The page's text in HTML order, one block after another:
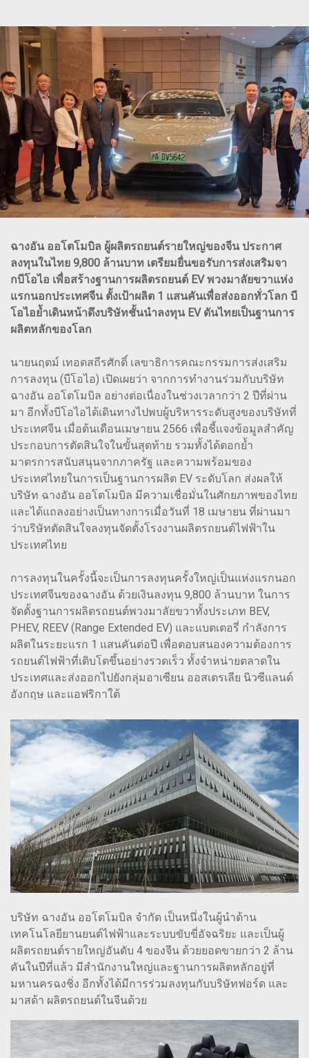
ฉางอัน ออโตโมบิล ผู้ผลิตรถยนต์รายใหญ่ของจีน ประกาศ
ลงทุนในไทย 9,800 ล้านบาท เตรียมยื่นขอรับการส่งเสริมจา
กบีโอไอ เพื่อสร้างฐานการผลิตรถยนต์ EV พวงมาลัยขวาแห่ง
แรกนอกประเทศจีน ตั้งเป้าผลิต 1 แสนคันเพื่อส่งออกทั่วโลก บี
โอไอย้ำเดินหน้าดึงบริษัทชั้นนำลงทุน EV ดันไทยเป็นฐานการ
ผลิตหลักของโลก
นายนฤตม์ เทอดสถีรศักดิ์ เลขาธิการคณะกรรมการส่งเสริม
การลงทุน (บีโอไอ) เปิดเผยว่า จากการทำงานร่วมกับบริษัท
ฉางอัน ออโตโมบิล อย่างต่อเนื่องในช่วงเวลากว่า 2 ปีที่ผ่าน
มา อีกทั้งบีโอไอได้เดินทางไปพบผู้บริหารระดับสูงของบริษัทที่
ประเทศจีน เมื่อต้นเดือนเมษายน 2566 เพื่อชี้แจงข้อมูลสำคัญ
ประกอบการตัดสินใจในขั้นสุดท้าย รวมทั้งได้ตอกย้ำ
มาตรการสนับสนุนจากภาครัฐ และความพร้อมของ
ประเทศไทยในการเป็นฐานการผลิต EV ระดับโลก ส่งผลให้
บริษัท ฉางอัน ออโตโมบิล มีความเชื่อมั่นในศักยภาพของไทย
และได้แถลงอย่างเป็นทางการเมื่อวันที่ 18 เมษายน ที่ผ่านมา
ว่าบริษัทตัดสินใจลงทุนจัดตั้งโรงงานผลิตรถยนต์ไฟฟ้าใน
ประเทศไทย
การลงทุนในครั้งนี้จะเป็นการลงทุนครั้งใหญ่เป็นแห่งแรกนอก
ประเทศจีนของฉางอัน ด้วยเงินลงทุน 9,800 ล้านบาท ในการ
จัดตั้งฐานการผลิตรถยนต์พวงมาลัยขวาทั้งประเภท BEV,
PHEV, REEV (Range Extended EV) และแบตเตอรี่ กำลังการ
ผลิตในระยะแรก 1 แสนคันต่อปี เพื่อตอบสนองความต้องการ
รถยนต์ไฟฟ้าที่เติบโตขึ้นอย่างรวดเร็ว ทั้งจำหน่ายตลาดใน
ประเทศและส่งออกไปยังกลุ่มอาเซียน ออสเตรเลีย นิวซีแลนด์
อังกฤษ และแอฟริกาใต้
บริษัท ฉางอัน ออโตโมบิล จำกัด เป็นหนึ่งในผู้นำด้าน
เทคโนโลยียานยนต์ไฟฟ้าและระบบขับขี่อัจฉริยะ และเป็นผู้
ผลิตรถยนต์รายใหญ่อันดับ 4 ของจีน ด้วยยอดขายกว่า 2 ล้าน
คันในปีที่แล้ว มีสำนักงานใหญ่และฐานการผลิตหลักอยู่ที่
มหานครฉงชิ่ง อีกทั้งได้มีการร่วมลงทุนกับบริษัทฟอร์ด และ
มาสด้า ผลิตรถยนต์ในจีนด้วย